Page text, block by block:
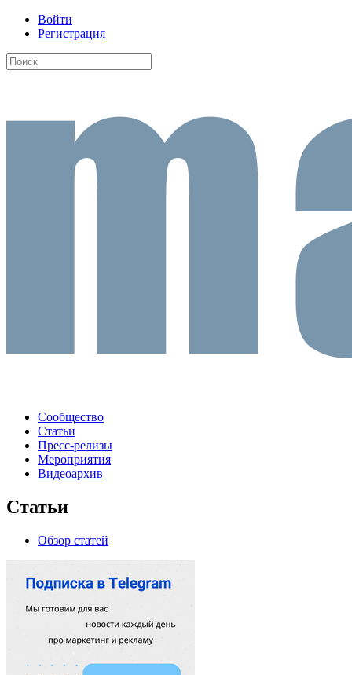
Войти
Регистрация
Сообщество
Статьи
Пресс-релизы
Мероприятия
Видеоархив
Статьи
Обзор статей